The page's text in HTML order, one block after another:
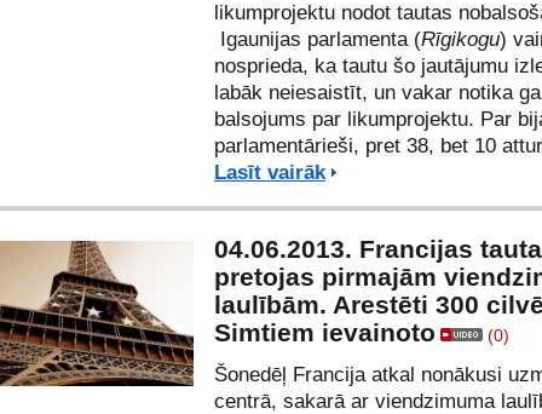
likumprojektu nodot tautas
Igaunijas parlamenta (Rīgikogu)
nosprieda, ka tautu šo jautājumu
labāk neiesaistīt, un vakar notika
balsojums par likumprojektu. Par
parlamentārieši, pret 38, bet 10
Lasīt vairāk
04.06.2013. Francijas tauta
pretojas pirmajām
laulībām. Arestēti 300
Simtiem ievainoto
(0)
Šonedēļ Francija atkal nonākusi
centrā, sakarā ar viendzimuma